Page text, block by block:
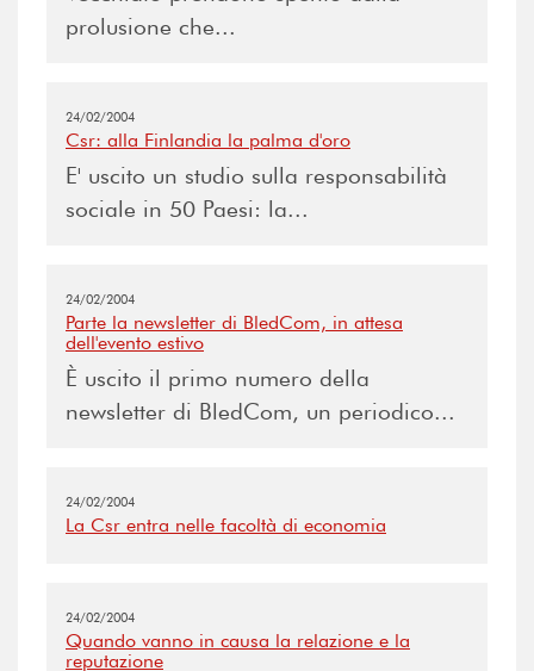
prolusione che...
24/02/2004
Csr: alla Finlandia la palma d'oro
E' uscito un studio sulla responsabilità
sociale in 50 Paesi: la...
24/02/2004
Parte la newsletter di BledCom, in attesa
dell'evento estivo
È uscito il primo numero della
newsletter di BledCom, un periodico...
24/02/2004
La Csr entra nelle facoltà di economia
24/02/2004
Quando vanno in causa la relazione e la
reputazione